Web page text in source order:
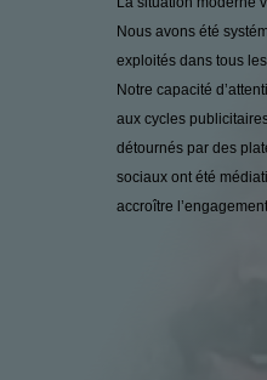
Nous avons été
exploités dans tous
Notre capacité
aux cycles
détournés par des
sociaux ont été
accroître